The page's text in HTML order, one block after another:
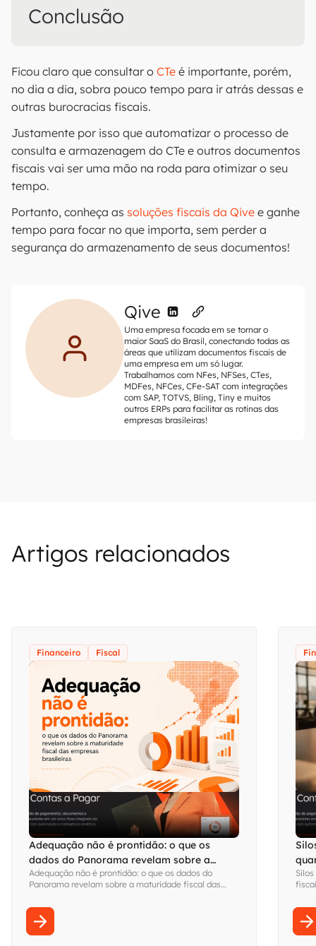
Conclusão
Ficou claro que consultar o CTe é importante, porém,
no dia a dia, sobra pouco tempo para ir atrás dessas e
outras burocracias fiscais.
Justamente por isso que automatizar o processo de
consulta e armazenagem do CTe e outros documentos
fiscais vai ser uma mão na roda para otimizar o seu
tempo.
Portanto, conheça as soluções fiscais da Qive e ganhe
tempo para focar no que importa, sem perder a
segurança do armazenamento de seus documentos!
Qive
Uma empresa focada em se tornar o
maior SaaS do Brasil, conectando todas as
áreas que utilizam documentos fiscais de
uma empresa em um só lugar.
Trabalhamos com NFes, NFSes, CTes,
MDFes, NFCes, CFe-SAT com integrações
com SAP, TOTVS, Bling, Tiny e muitos
outros ERPs para facilitar as rotinas das
empresas brasileiras!
Artigos relacionados
Financeiro Fiscal
Adequação não é prontidão: o que os
dados do Panorama revelam sobre a
maturidade fiscal das empresas brasileiras
Adequação não é prontidão: o que os dados do
Panorama revelam sobre a maturidade fiscal das
sem